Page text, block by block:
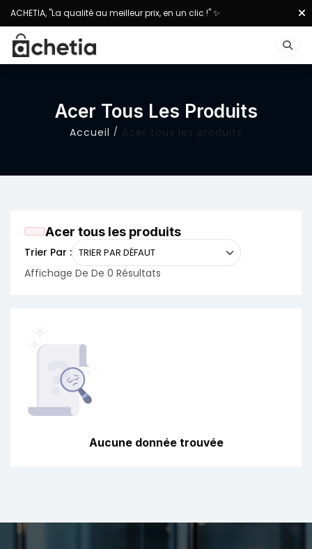
ACHETIA, "La qualité au meilleur prix, en un clic !" ✨
Acer Tous Les Produits
Accueil Acer tous les produits
Acer tous les produits
Trier Par :
Affichage De De 0 Résultats
Aucune donnée trouvée